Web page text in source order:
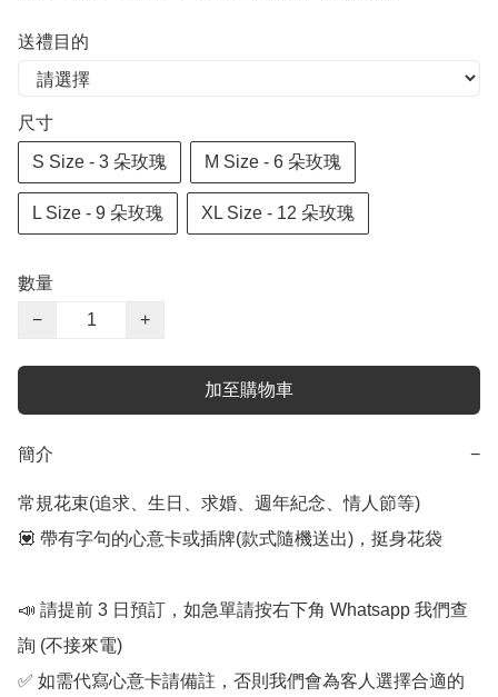
送禮目的
尺寸
S Size - 3 朵玫瑰 M Size - 6 朵玫瑰
L Size - 9 朵玫瑰 XL Size - 12 朵玫瑰
數量
−
+
加至購物車
簡介 −
常規花束(追求、生日、求婚、週年紀念、情人節等)
💟 帶有字句的心意卡或插牌(款式隨機送出)，挺身花袋
📣 請提前 3 日預訂，如急單請按右下角 Whatsapp 我們查
詢 (不接來電)
✅ 如需代寫心意卡請備註，否則我們會為客人選擇合適的